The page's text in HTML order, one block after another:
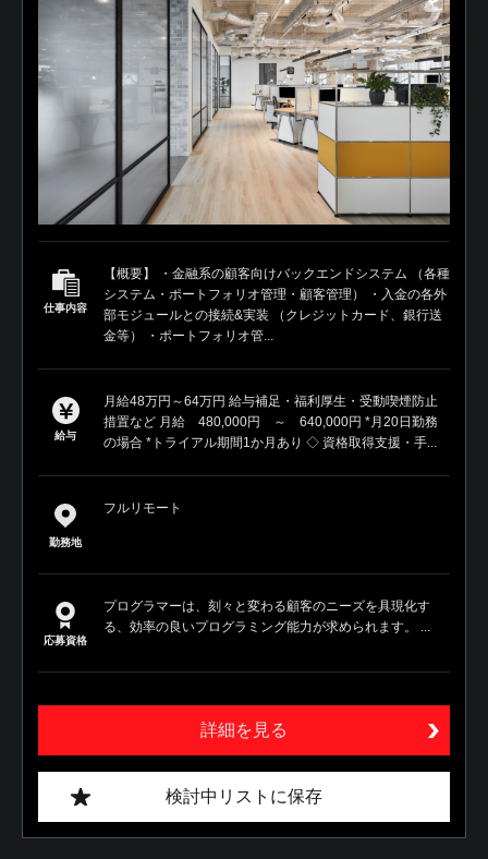
仕事内容
【概要】 ・金融系の顧客向けバックエンドシステム （各種
システム・ポートフォリオ管理・顧客管理） ・入金の各外
部モジュールとの接続&実装 （クレジットカード、銀行送
金等） ・ポートフォリオ管...
給与
月給48万円～64万円 給与補足・福利厚生・受動喫煙防止
措置など 月給 480,000円 ～ 640,000円 *月20日勤務
の場合 *トライアル期間1か月あり ◇ 資格取得支援・手...
勤務地
フルリモート
応募資格
プログラマーは、刻々と変わる顧客のニーズを具現化す
る、効率の良いプログラミング能力が求められます。 ...
詳細を見る
検討中リストに保存